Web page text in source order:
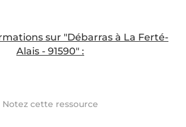
sur "Débarras à La Ferté-
Alais - 91590" :
Notez cette ressource